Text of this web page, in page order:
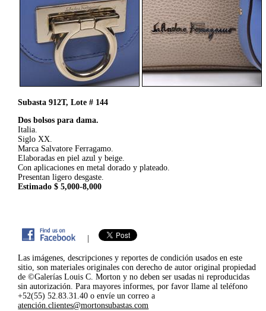
Subasta 912T, Lote # 144
Dos bolsos para dama.
Italia.
Siglo XX.
Marca Salvatore Ferragamo.
Elaboradas en piel azul y beige.
Con aplicaciones en metal dorado y plateado.
Presentan ligero desgaste.
Estimado $ 5,000-8,000
|
Las imágenes, descripciones y reportes de condición usados en este
sitio, son materiales originales con derecho de autor original propiedad
de ©Galerías Louis C. Morton y no deben ser usadas ni reproducidas
sin autorización. Para mayores informes, por favor llame al teléfono
+52(55) 52.83.31.40 o envíe un correo a
atención.clientes@mortonsubastas.com